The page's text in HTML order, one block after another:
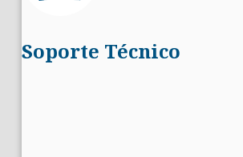
Soporte Técnico